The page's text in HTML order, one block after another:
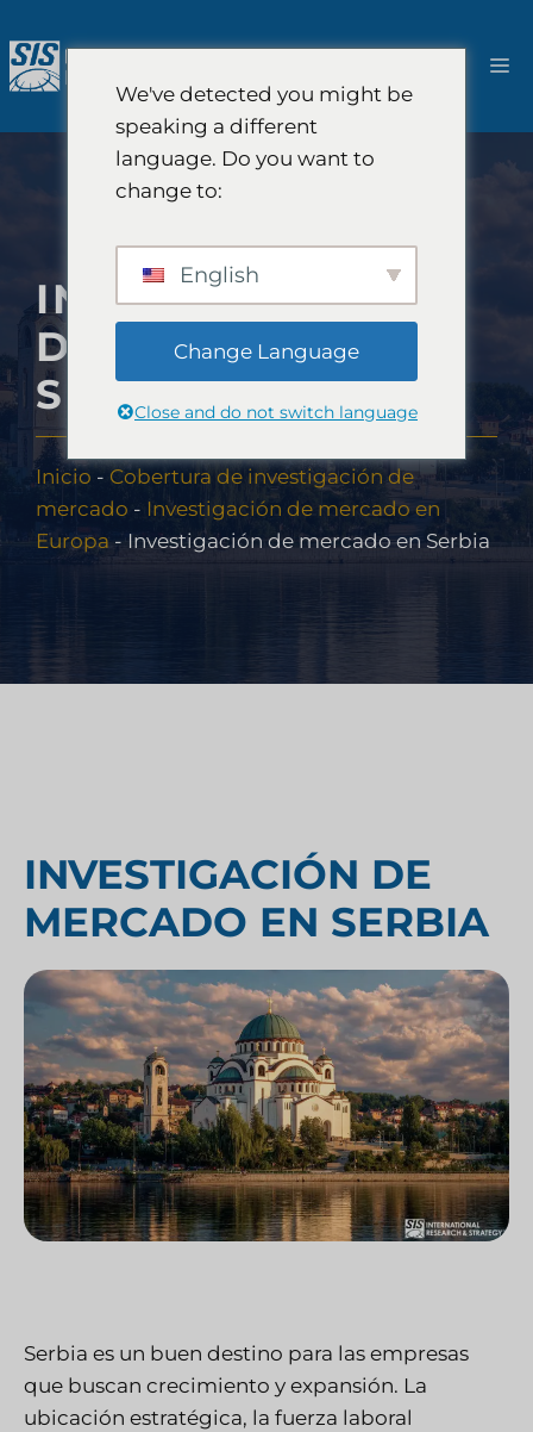
al
contenido
INVESTIGACIÓN
DE MERCADO EN
SERBIA
Inicio - Cobertura de investigación de
mercado - Investigación de mercado en
Europa- Investigación de mercado en Serbia
INVESTIGACIÓN DE
MERCADO EN SERBIA
Serbia es un buen destino para las empresas
que buscan crecimiento y expansión. La
ubicación estratégica, la fuerza laboral
We've detected you might be
speaking a different
language. Do you want to
change to:
English
Change Language
Close and do not switch language